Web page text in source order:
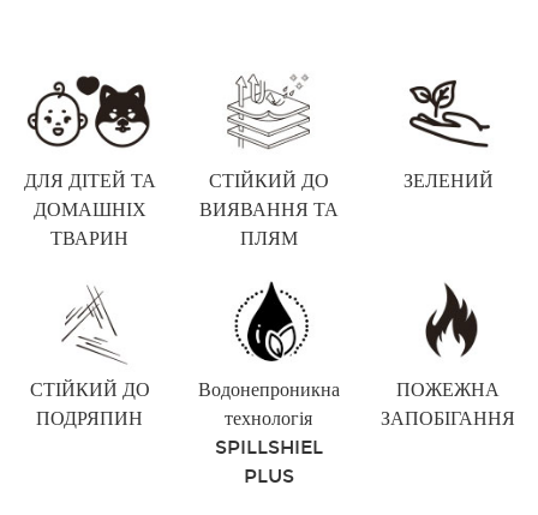
ДЛЯ ДІТЕЙ ТА
ДОМАШНІХ
ТВАРИН
СТІЙКИЙ ДО
ВИЯВАННЯ ТА
ПЛЯМ
ЗЕЛЕНИЙ
СТІЙКИЙ ДО
ПОДРЯПИН
Водонепроникна
технологія
SPILLSHIEL
PLUS
ПОЖЕЖНА
ЗАПОБІГАННЯ